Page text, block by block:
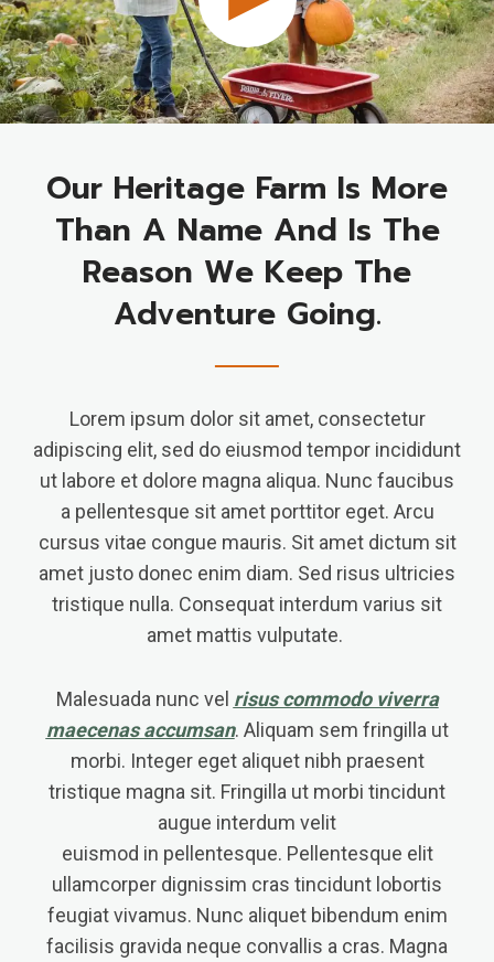
Our Heritage Farm Is More
Than A Name And Is The
Reason We Keep The
Adventure Going.
Lorem ipsum dolor sit amet, consectetur
adipiscing elit, sed do eiusmod tempor incididunt
ut labore et dolore magna aliqua. Nunc faucibus
a pellentesque sit amet porttitor eget. Arcu
cursus vitae congue mauris. Sit amet dictum sit
amet justo donec enim diam. Sed risus ultricies
tristique nulla. Consequat interdum varius sit
amet mattis vulputate.
Malesuada nunc vel risus commodo viverra
maecenas accumsan. Aliquam sem fringilla ut
morbi. Integer eget aliquet nibh praesent
tristique magna sit. Fringilla ut morbi tincidunt
augue interdum velit
euismod in pellentesque. Pellentesque elit
ullamcorper dignissim cras tincidunt lobortis
feugiat vivamus. Nunc aliquet bibendum enim
facilisis gravida neque convallis a cras. Magna